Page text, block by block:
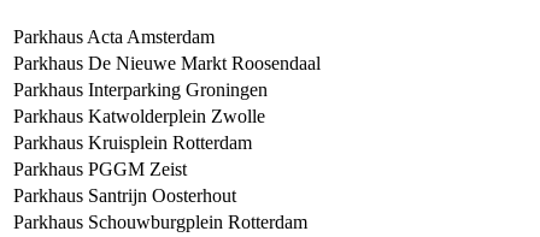
Parkhaus Acta Amsterdam
Parkhaus De Nieuwe Markt Roosendaal
Parkhaus Interparking Groningen
Parkhaus Katwolderplein Zwolle
Parkhaus Kruisplein Rotterdam
Parkhaus PGGM Zeist
Parkhaus Santrijn Oosterhout
Parkhaus Schouwburgplein Rotterdam